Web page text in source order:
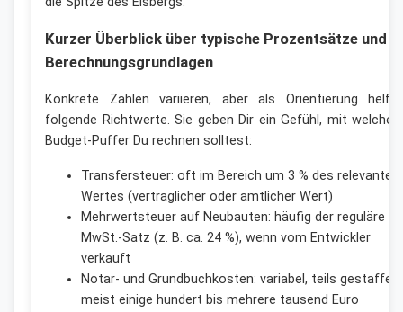
Kurzer Überblick über typische Prozentsätze und
Berechnungsgrundlagen
Konkrete Zahlen variieren, aber als Orientierung
folgende Richtwerte. Sie geben Dir ein Gefühl, mit
Budget-Puffer Du rechnen solltest:
Transfersteuer: oft im Bereich um 3 % des relevanten
Wertes (vertraglicher oder amtlicher Wert)
Mehrwertsteuer auf Neubauten: häufig der reguläre
MwSt.-Satz (z. B. ca. 24 %), wenn vom Entwickler
verkauft
Notar- und Grundbuchkosten: variabel, teils gestaffelt,
meist einige hundert bis mehrere tausend Euro